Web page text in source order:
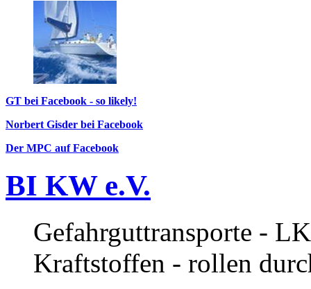
GT bei Facebook - so likely!
Norbert Gisder bei Facebook
Der MPC auf Facebook
BI KW e.V.
Gefahrguttransporte -
Kraftstoffen - rollen